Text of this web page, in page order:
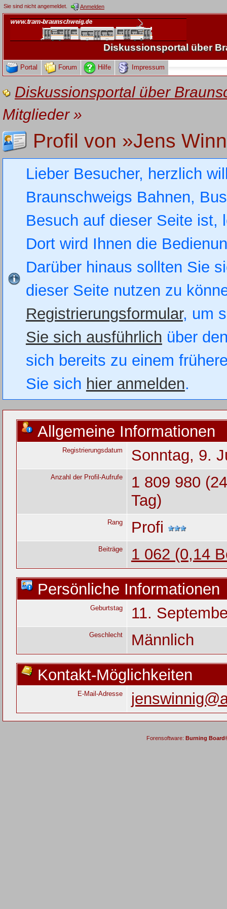
Sie sind nicht angemeldet. Anmelden
Diskussionsportal über
Portal Forum Hilfe Impressum
Diskussionsportal über
Mitglieder»
Profil von »Jens
Lieber Besucher, herzlich
Braunschweigs Bahnen,
Besuch auf dieser Seite
Dort wird Ihnen die
Darüber hinaus sollten Sie
dieser Seite nutzen zu
Registrierungsformular, um
Sie sich ausführlich über
sich bereits zu einem
Sie sich hier anmelden.
Allgemeine Informationen
Registrierungsdatum Sonntag, 9.
Anzahl der Profil-Aufrufe
1 809 980
Tag)
Rang Profi
Beiträge
1 062 (0,14
Persönliche Informationen
Geburtstag 11.
Geschlecht
Männlich
Kontakt-Möglichkeiten
E-Mail-Adresse
Forensoftware: Burning